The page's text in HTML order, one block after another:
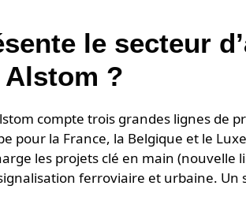
le secteur
?
compte trois grandes lignes de
pour la France, la Belgique et le
les projets clé en main (nouvelle
ferroviaire et urbaine.